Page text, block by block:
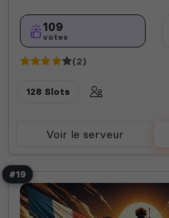
109
votes
(2)
128 Slots
Voir le serveur
#19